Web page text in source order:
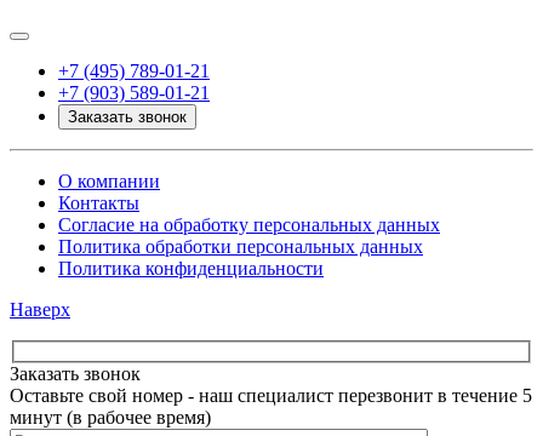
+7 (495) 789-01-21
+7 (903) 589-01-21
Заказать звонок
О компании
Контакты
Согласие на обработку персональных данных
Политика обработки персональных данных
Политика конфиденциальности
Наверх
Заказать звонок
Оставьте свой номер - наш специалист перезвонит в течение 5
минут (в рабочее время)